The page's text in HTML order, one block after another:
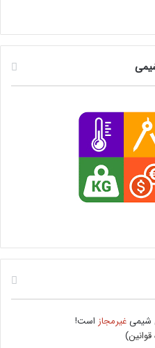
شیمیغیرمجاز است!
)